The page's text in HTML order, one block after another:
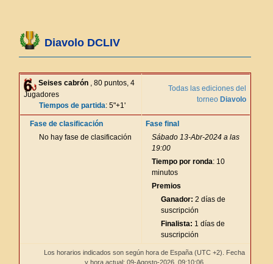
Diavolo DCLIV
Seises cabrón , 80 puntos, 4
Jugadores
Tiempos de partida: 5"+1'
Todas las ediciones del
torneo Diavolo
Fase de clasificación
No hay fase de clasificación
Fase final
Sábado 13-Abr-2024 a las
19:00
Tiempo por ronda: 10
minutos
Premios
Ganador: 2 días de
suscripción
Finalista: 1 días de
suscripción
Los horarios indicados son según hora de España (UTC +2). Fecha
y hora actual: 09-Agosto-2026, 09:10:06